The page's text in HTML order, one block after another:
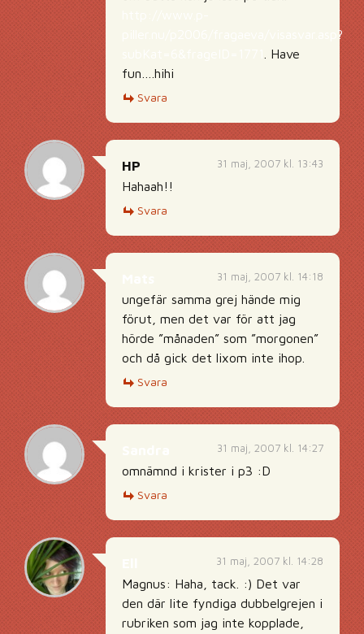
piller.nu/p2006/fragaeva/visasvar.asp?
. Have
fun….hihi
Svara
31 maj, 2007 kl. 13:43
HP
Hahaah!!
Svara
31 maj, 2007 kl. 14:18
ungefär samma grej hände mig
förut, men det var för att jag
hörde ”månaden” som ”morgonen”
och då gick det lixom inte ihop.
Svara
31 maj, 2007 kl. 14:27
omnämnd i krister i p3 :D
Svara
31 maj, 2007 kl. 14:28
Magnus: Haha, tack. :) Det var
den där lite fyndiga dubbelgrejen i
rubriken som jag inte kopplade,